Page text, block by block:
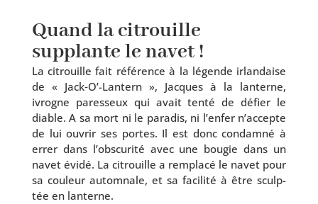
Quand la citrouille
supplante le navet !
La citrouille fait réfé­rence à la légende irlan­daise
de « Jack‑O’-Lantern », Jacques à la lan­terne,
ivrogne pares­seux qui avait ten­té de défier le
diable. A sa mort ni le para­dis, ni l’enfer n’accepte
de lui ouvrir ses portes. Il est donc condam­né à
errer dans l’obscurité avec une bou­gie dans un
navet évi­dé. La citrouille a rem­pla­cé le navet pour
sa cou­leur autom­nale, et sa faci­li­té à être sculp­
tée en lanterne.